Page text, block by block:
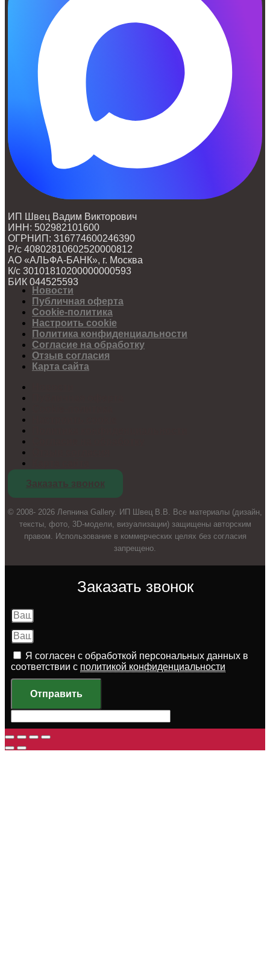
ИП Швец Вадим Викторович
ИНН: 502982101600
ОГРНИП: 316774600246390
Р/с 40802810602520000812
АО «АЛЬФА-БАНК», г. Москва
К/с 30101810200000000593
БИК 044525593
Новости
Публичная оферта
Cookie-политика
Настроить cookie
Политика конфиденциальности
Согласие на обработку
Отзыв согласия
Карта сайта
Заказать звонок
© 2008- 2026 Лепнина Gallery. ИП Швец В.В. Все материалы (дизайн,
тексты, фото, 3D-модели, визуализации) защищены авторским
правом. Использование в коммерческих целях без согласия
запрещено.
Заказать звонок
Я согласен с обработкой персональных данных в
соответствии с политикой конфиденциальности
Отправить